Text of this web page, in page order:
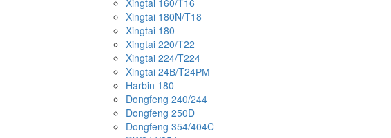
Xingtai 160/T16
Xingtai 180N/T18
Xingtai 180
Xingtai 220/T22
Xingtai 224/T224
Xingtai 24В/T24РМ
Harbin 180
Dongfeng 240/244
Dongfeng 250D
Dongfeng 354/404C